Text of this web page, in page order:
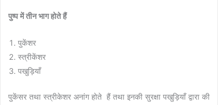
पुष्प में तीन भाग होते हैं
पुकेंशर
स्त्रीकेंशर
पखुड़ियाँ
पुकेंसर तथा स्त्रीकेशर अनांग होते हैं तथा इनकी सुरक्षा पखुड़ियाँ द्वारा की